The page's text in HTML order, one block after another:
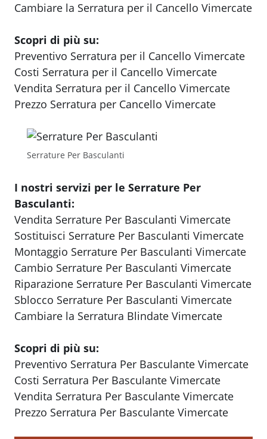
Cambiare la Serratura per il Cancello Vimercate
Scopri di più su:
Preventivo Serratura per il Cancello Vimercate
Costi Serratura per il Cancello Vimercate
Vendita Serratura per il Cancello Vimercate
Prezzo Serratura per Cancello Vimercate
Serrature Per Basculanti
I nostri servizi per le Serrature Per
Basculanti:
Vendita Serrature Per Basculanti Vimercate
Sostituisci Serrature Per Basculanti Vimercate
Montaggio Serrature Per Basculanti Vimercate
Cambio Serrature Per Basculanti Vimercate
Riparazione Serrature Per Basculanti Vimercate
Sblocco Serrature Per Basculanti Vimercate
Cambiare la Serratura Blindate Vimercate
Scopri di più su:
Preventivo Serratura Per Basculante Vimercate
Costi Serratura Per Basculante Vimercate
Vendita Serratura Per Basculante Vimercate
Prezzo Serratura Per Basculante Vimercate